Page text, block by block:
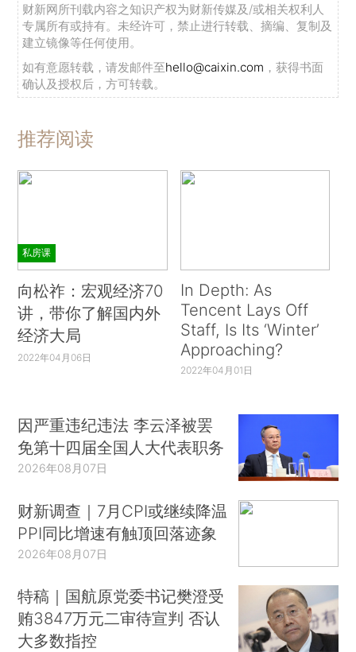
财新网所刊载内容之知识产权为财新传媒及/或相关权利人
专属所有或持有。未经许可，禁止进行转载、摘编、复制及
建立镜像等任何使用。
如有意愿转载，请发邮件至hello@caixin.com ，获得书面
确认及授权后，方可转载。
推荐阅读
私房课
向松祚：宏观经济70
讲，带你了解国内外
经济大局
2022年04月06日
In Depth: As
Tencent Lays Off
Staff, Is Its ‘Winter’
Approaching?
2022年04月01日
因严重违纪违法 李云泽被罢
免第十四届全国人大代表职务
2026年08月07日
财新调查｜7月CPI或继续降温
PPI同比增速有触顶回落迹象
2026年08月07日
特稿｜国航原党委书记樊澄受
贿3847万元二审待宣判 否认
大多数指控